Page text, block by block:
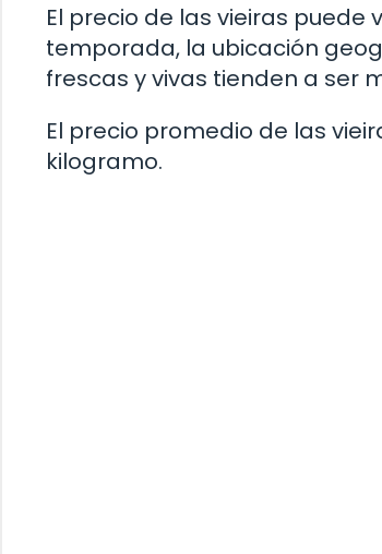
El precio de las vieiras
temporada, la ubicación
frescas y vivas tienden a ser
El precio promedio de las
kilogramo.